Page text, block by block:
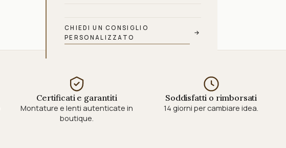
CHIEDI UN CONSIGLIO
PERSONALIZZATO
→
Certificati e garantiti
Montature e lenti autenticate in
boutique.
Soddisfatti o rimborsati
14 giorni per cambiare idea.